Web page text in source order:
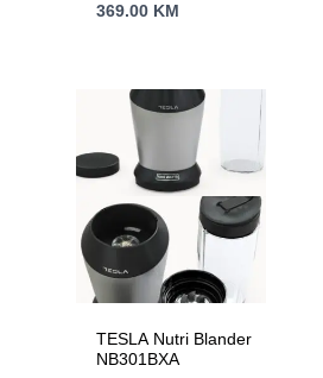
tehn.15 funk,2.1L
369.00 KM
TESLA Nutri Blander
NB301BXA